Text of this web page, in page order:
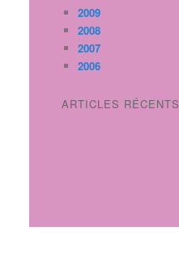
2009
2008
2007
2006
ARTICLES RÉCENTS